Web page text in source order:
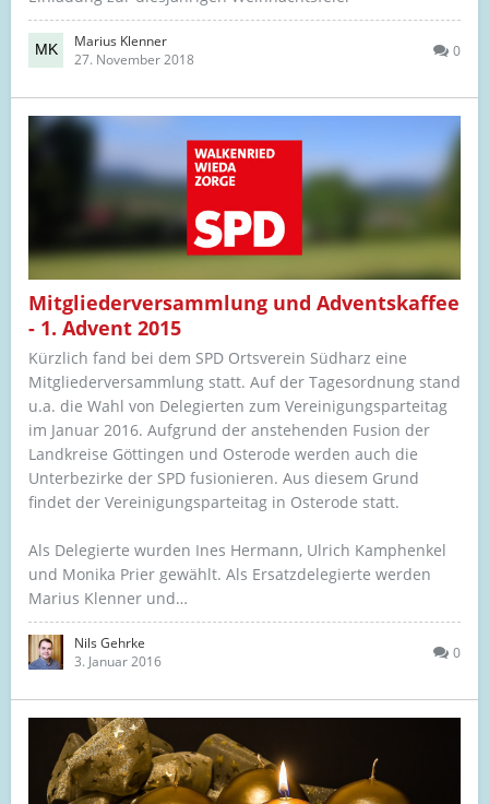
Marius Klenner
27. November 2018
0
Mitgliederversammlung und Adventskaffee
- 1. Advent 2015
Kürzlich fand bei dem SPD Ortsverein Südharz eine
Mitgliederversammlung statt. Auf der Tagesordnung stand
u.a. die Wahl von Delegierten zum Vereinigungsparteitag
im Januar 2016. Aufgrund der anstehenden Fusion der
Landkreise Göttingen und Osterode werden auch die
Unterbezirke der SPD fusionieren. Aus diesem Grund
findet der Vereinigungsparteitag in Osterode statt.
Als Delegierte wurden Ines Hermann, Ulrich Kamphenkel
und Monika Prier gewählt. Als Ersatzdelegierte werden
Marius Klenner und…
Nils Gehrke
3. Januar 2016
0